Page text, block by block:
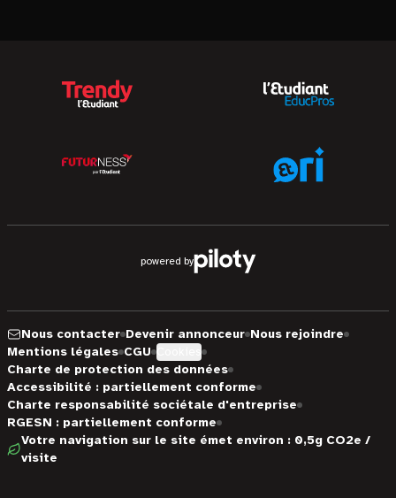
powered by
Nous contacter Devenir annonceur Nous rejoindre
Mentions légales CGU
Charte de protection des données
Accessibilité : partiellement conforme
Charte responsabilité sociétale d'entreprise
RGESN : partiellement conforme
Votre navigation sur le site émet environ : 0,5g CO2e /
visite